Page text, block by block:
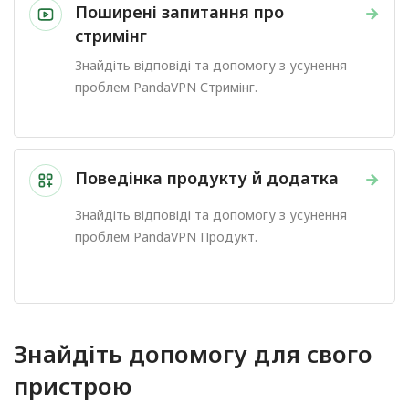
→
Поширені запитання про
стримінг
Знайдіть відповіді та допомогу з усунення
проблем PandaVPN Стримінг.
→
Поведінка продукту й додатка
Знайдіть відповіді та допомогу з усунення
проблем PandaVPN Продукт.
Знайдіть допомогу для свого
пристрою